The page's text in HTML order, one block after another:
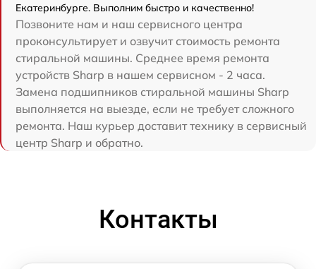
Екатеринбурге. Выполним быстро и качественно!
Позвоните нам и наш сервисного центра
проконсультирует и озвучит стоимость ремонта
стиральной машины. Среднее время ремонта
устройств Sharp в нашем сервисном - 2 часа.
Замена подшипников стиральной машины Sharp
выполняется на выезде, если не требует сложного
ремонта. Наш курьер доставит технику в сервисный
центр Sharp и обратно.
Контакты